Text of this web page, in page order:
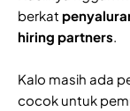
berkat
hiring partners.
Kalo masih ada
cocok untuk